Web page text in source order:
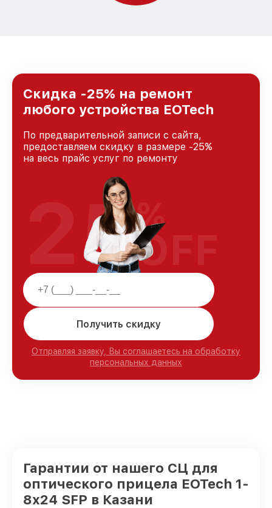
Скидка -25% на ремонт
любого устройства EOTech
По предварительной записи с сайта,
предоставляем скидку в размере -25%
на весь прайс услуг по ремонту
Получить скидку
Отправляя заявку, Вы соглашаетесь на обработку
персональных данных
25%
OFF
Гарантии от нашего СЦ для
оптического прицела EOTech 1-
8x24 SFP в Казани